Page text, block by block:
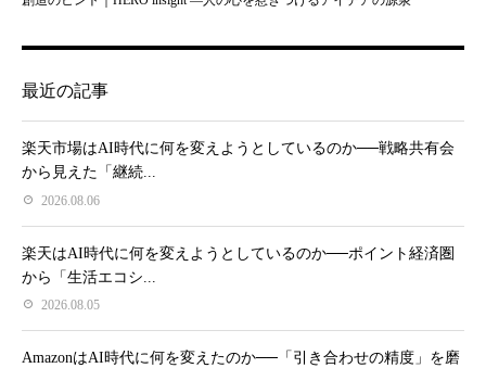
最近の記事
楽天市場はAI時代に何を変えようとしているのか──戦略共有会
から見えた「継続...
2026.08.06
楽天はAI時代に何を変えようとしているのか──ポイント経済圏
から「生活エコシ...
2026.08.05
AmazonはAI時代に何を変えたのか──「引き合わせの精度」を磨